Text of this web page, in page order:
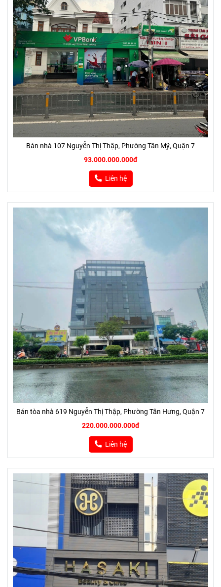
Bán nhà 107 Nguyễn Thị Thập, Phường Tân Mỹ, Quận 7
93.000.000.000đ
Liên hệ
Bán tòa nhà 619 Nguyễn Thị Thập, Phường Tân Hưng, Quận 7
220.000.000.000đ
Liên hệ